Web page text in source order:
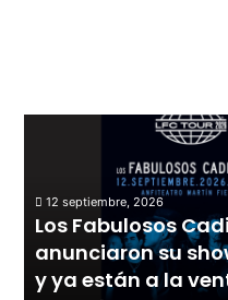
12 septiembre, 2026
Los Fabulosos
anunciaron su
y ya están a la